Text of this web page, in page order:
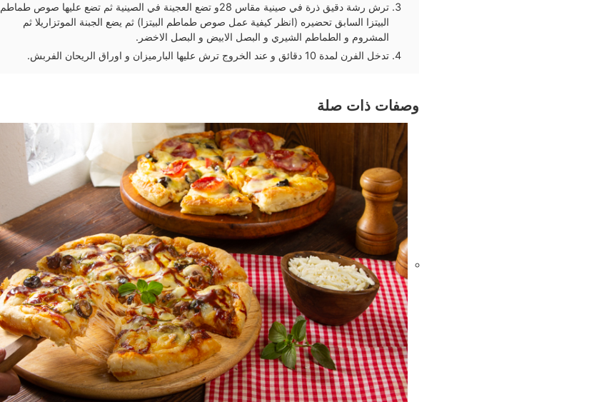
ترش رشة دقيق ذرة في صينية مقاس 28و تضع العجينة في الصينية ثم تضع عليها صوص طماطم
البيتزا السابق تحضيره (انظر كيفية عمل صوص طماطم البيتزا) ثم يضع الجبنة الموتزاريلا ثم
المشروم و الطماطم الشيري و البصل الابيض و البصل الاخضر.
تدخل الفرن لمدة 10 دقائق و عند الخروج ترش عليها البارميزان و اوراق الريحان الفربش.
وصفات ذات صلة